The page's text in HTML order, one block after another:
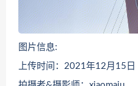
图片信息:
上传时间：2021年12月15日